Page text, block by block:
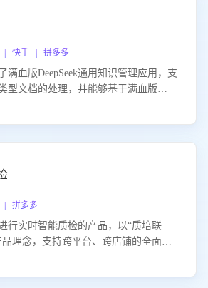
快手 | 拼多多
满血版DeepSeek通用知识管理应用，支
型文档的处理，并能够基于满血版
效管理和利用知识资源。通过该产品，
拼多多
行实时智能质检的产品，以“质培联
理念，支持跨平台、跨店铺的全面、
力。